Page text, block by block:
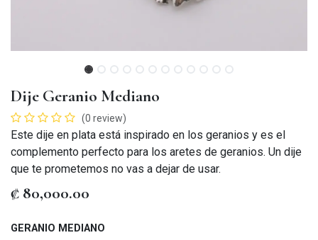
Dije Geranio Mediano
(0 review)
Este dije en plata está inspirado en los geranios y es el
complemento perfecto para los aretes de geranios. Un dije
que te prometemos no vas a dejar de usar.
₡ 80,000.00
GERANIO MEDIANO